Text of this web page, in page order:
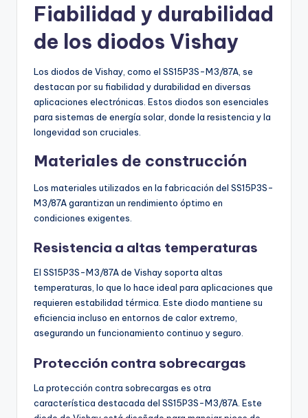
Fiabilidad y durabilidad
de los diodos Vishay
Los diodos de Vishay, como el SS15P3S-M3/87A, se
destacan por su fiabilidad y durabilidad en diversas
aplicaciones electrónicas. Estos diodos son esenciales
para sistemas de energía solar, donde la resistencia y la
longevidad son cruciales.
Materiales de construcción
Los materiales utilizados en la fabricación del SS15P3S-
M3/87A garantizan un rendimiento óptimo en
condiciones exigentes.
Resistencia a altas temperaturas
El SS15P3S-M3/87A de Vishay soporta altas
temperaturas, lo que lo hace ideal para aplicaciones que
requieren estabilidad térmica. Este diodo mantiene su
eficiencia incluso en entornos de calor extremo,
asegurando un funcionamiento continuo y seguro.
Protección contra sobrecargas
La protección contra sobrecargas es otra
característica destacada del SS15P3S-M3/87A. Este